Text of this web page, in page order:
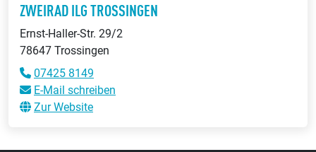
ZWEIRAD ILG TROSSINGEN
Ernst-Haller-Str. 29/2
78647 Trossingen
07425 8149
E-Mail schreiben
Zur Website